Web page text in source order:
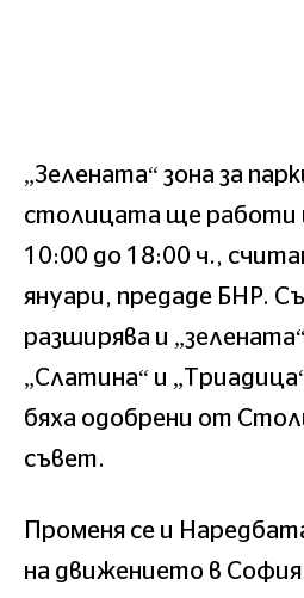
„Зелената“ зона за
столицата ще работи
10:00 до 18:00 ч.,
януари, предаде БНР.
разширява и
„Слатина“ и
бяха одобрени от
съвет.
Променя се и
на движението в